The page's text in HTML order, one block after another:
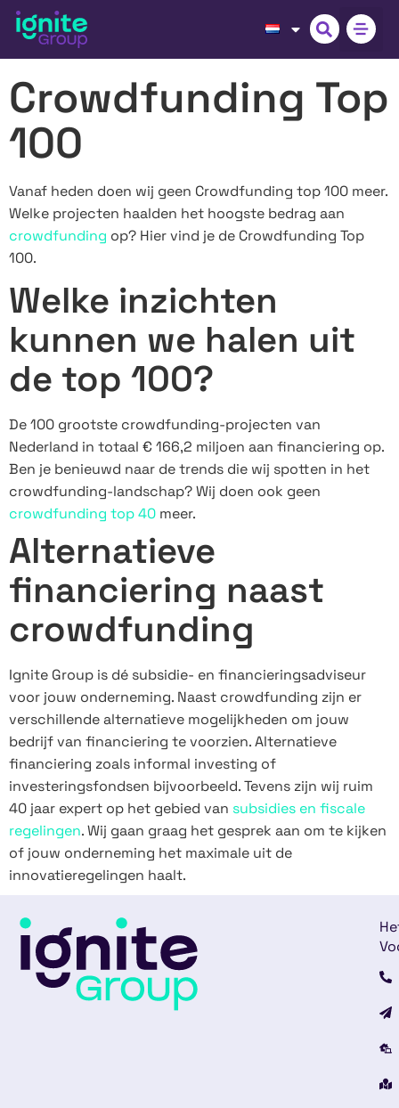
Crowdfunding Top
100
Vanaf heden doen wij geen Crowdfunding top 100 meer.
Welke projecten haalden het hoogste bedrag aan
crowdfunding op? Hier vind je de Crowdfunding Top
100.
Welke inzichten
kunnen we halen uit
de top 100?
De 100 grootste crowdfunding-projecten van
Nederland in totaal € 166,2 miljoen aan financiering op.
Ben je benieuwd naar de trends die wij spotten in het
crowdfunding-landschap? Wij doen ook geen
crowdfunding top 40 meer.
Alternatieve
financiering naast
crowdfunding
Ignite Group is dé subsidie- en financieringsadviseur
voor jouw onderneming. Naast crowdfunding zijn er
verschillende alternatieve mogelijkheden om jouw
bedrijf van financiering te voorzien. Alternatieve
financiering zoals informal investing of
investeringsfondsen bijvoorbeeld. Tevens zijn wij ruim
40 jaar expert op het gebied van subsidies en fiscale
regelingen. Wij gaan graag het gesprek aan om te kijken
of jouw onderneming het maximale uit de
innovatieregelingen haalt.